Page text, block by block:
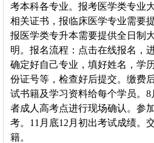
考本科各专业。报考医学类专业
相关证书，报临床医学专业需要
报医学类专升本需要提供全日制
明。报名流程：点击在线报名，
确定好自己专业，填好姓名，学
份证号等，检查好后提交。缴费
试书籍及学习资料给每个学员。
者成人高考点进行现场确认。参
考。11月底12月初出考试成绩。
籍。